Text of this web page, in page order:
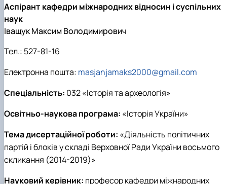
Аспірант кафедри міжнародних відносин і суспільних
наук
Іващук Максим Володимирович
Тел.: 527-81-16
Електронна пошта: masjanjamaks2000@gmail.com
Спеціальність: 032 «Історія та археологія»
Освітньо-наукова програма: «Історія України»
Тема дисертаційної роботи: «Діяльність політичних
партій і блоків у складі Верховної Ради України восьмого
скликання (2014-2019)»
Науковий керівник: професор кафедри міжнародних